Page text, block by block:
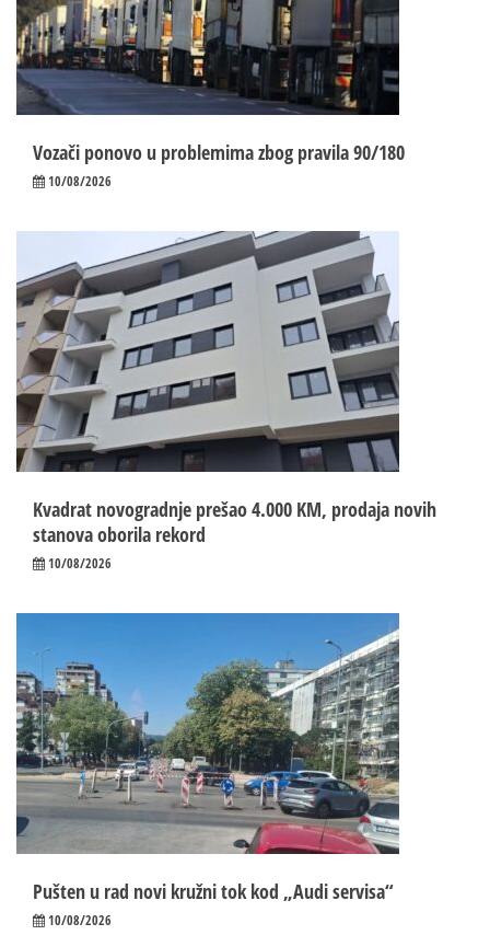
Vozači ponovo u problemima zbog pravila 90/180
10/08/2026
Kvadrat novogradnje prešao 4.000 KM, prodaja novih
stanova oborila rekord
10/08/2026
Pušten u rad novi kružni tok kod „Audi servisa“
10/08/2026